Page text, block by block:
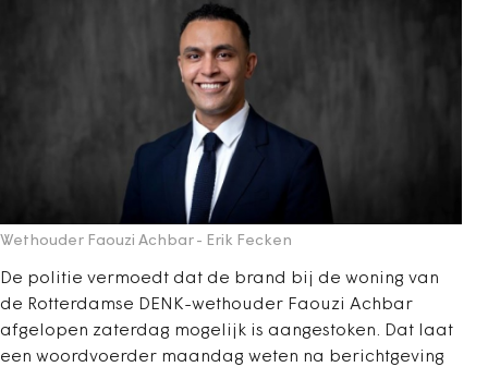
Wethouder Faouzi Achbar - Erik Fecken
De politie vermoedt dat de brand bij de woning van
de Rotterdamse DENK-wethouder Faouzi Achbar
afgelopen zaterdag mogelijk is aangestoken. Dat laat
een woordvoerder maandag weten na berichtgeving